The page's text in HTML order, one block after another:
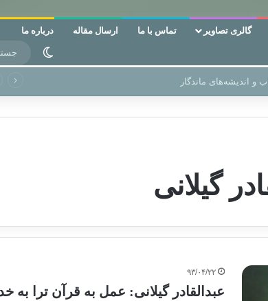
گالری تصاویر تماس با ما ارسال مقاله درباره ما
تغییر
گیلانی
۹۳/۰۴/۲۲
عبدالقادر گیلانی: عمل به قرآن ترا به